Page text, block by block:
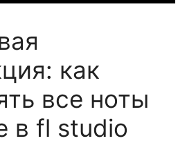
как
все ноты
в fl studio